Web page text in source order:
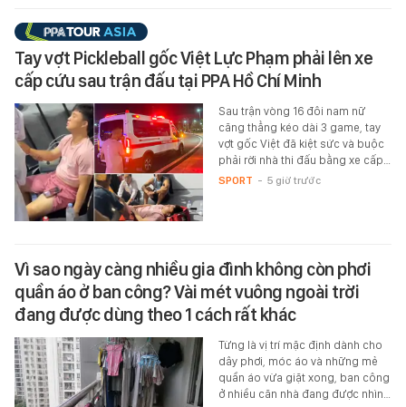
Tay vợt Pickleball gốc Việt Lực Phạm phải lên xe
cấp cứu sau trận đấu tại PPA Hồ Chí Minh
Sau trận vòng 16 đôi nam nữ
căng thẳng kéo dài 3 game, tay
vợt gốc Việt đã kiệt sức và buộc
phải rời nhà thi đấu bằng xe cấp…
SPORT - 5 giờ trước
Vì sao ngày càng nhiều gia đình không còn phơi
quần áo ở ban công? Vài mét vuông ngoài trời
đang được dùng theo 1 cách rất khác
Từng là vị trí mặc định dành cho
dây phơi, móc áo và những mẻ
quần áo vừa giặt xong, ban công
ở nhiều căn nhà đang được nhìn…